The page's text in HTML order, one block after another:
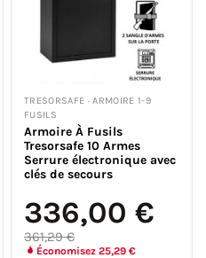
TRESORSAFE · ARMOIRE 1-9
FUSILS
Armoire À Fusils
Tresorsafe 10 Armes
Serrure électronique avec
clés de secours
336,00 €
361,29 €
Économisez 25,29 €